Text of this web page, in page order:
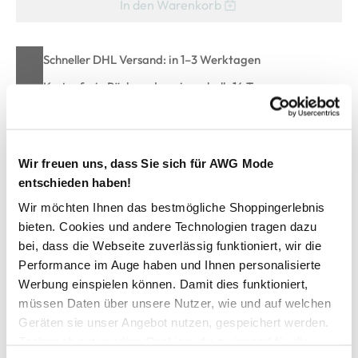
Wir freuen uns, dass Sie sich für AWG Mode
entschieden haben!
Wir möchten Ihnen das bestmögliche Shoppingerlebnis
bieten. Cookies und andere Technologien tragen dazu
bei, dass die Webseite zuverlässig funktioniert, wir die
Performance im Auge haben und Ihnen personalisierte
Werbung einspielen können. Damit dies funktioniert,
müssen Daten über unsere Nutzer, wie und auf welchen
Geräten sie unser Angebot nutzen, gespeichert werden.
In den Warenkorb
Schneller DHL Versand: in 1–3 Werktagen
Kostenfreie Rücksendung innerhalb 14 Tage
Kostenlose Filiallieferung in Ihre Wunschfiliale
Zur Wunschliste hinzufügen
Damen Strandtasche mit Leomotiv
praktische Tasche von Sure
hohe Form mit viel Platz
weiche Träger